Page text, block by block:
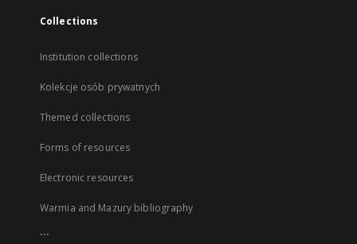
Collections
Institution collections
Kolekcje osób prywatnych
Themed collections
Forms of resources
Electronic resources
Warmia and Mazury bibliography
...